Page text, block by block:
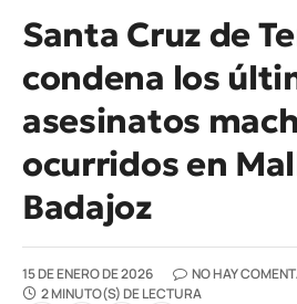
Santa Cruz de
condena los
asesinatos
ocurridos en
Badajoz
15 DE ENERO DE 2026
NO HAY
2 MINUTO(S) DE LECTURA